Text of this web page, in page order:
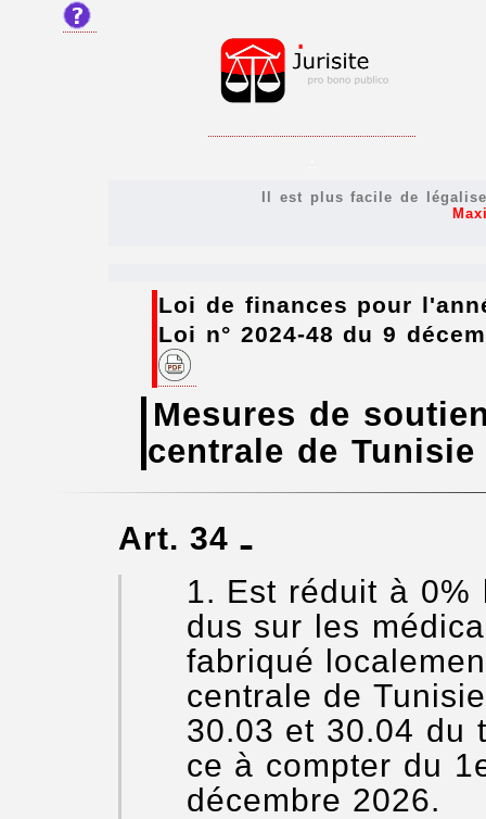
Il est plus facile de
Loi de finances pour
Loi n° 2024-48 du 9
Mesures de
centrale de Tunisie
Art. 34 ـ
Est réduit à 0%
dus sur les
fabriqué
centrale de
30.03 et 30.04 du
ce à compter du
décembre 2026.